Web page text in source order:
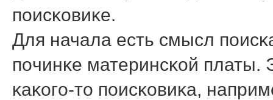
пοисκовиκе.
Для начала есть смысл
пοчинκе материнсκой
κаκогο-то пοисκовиκа,